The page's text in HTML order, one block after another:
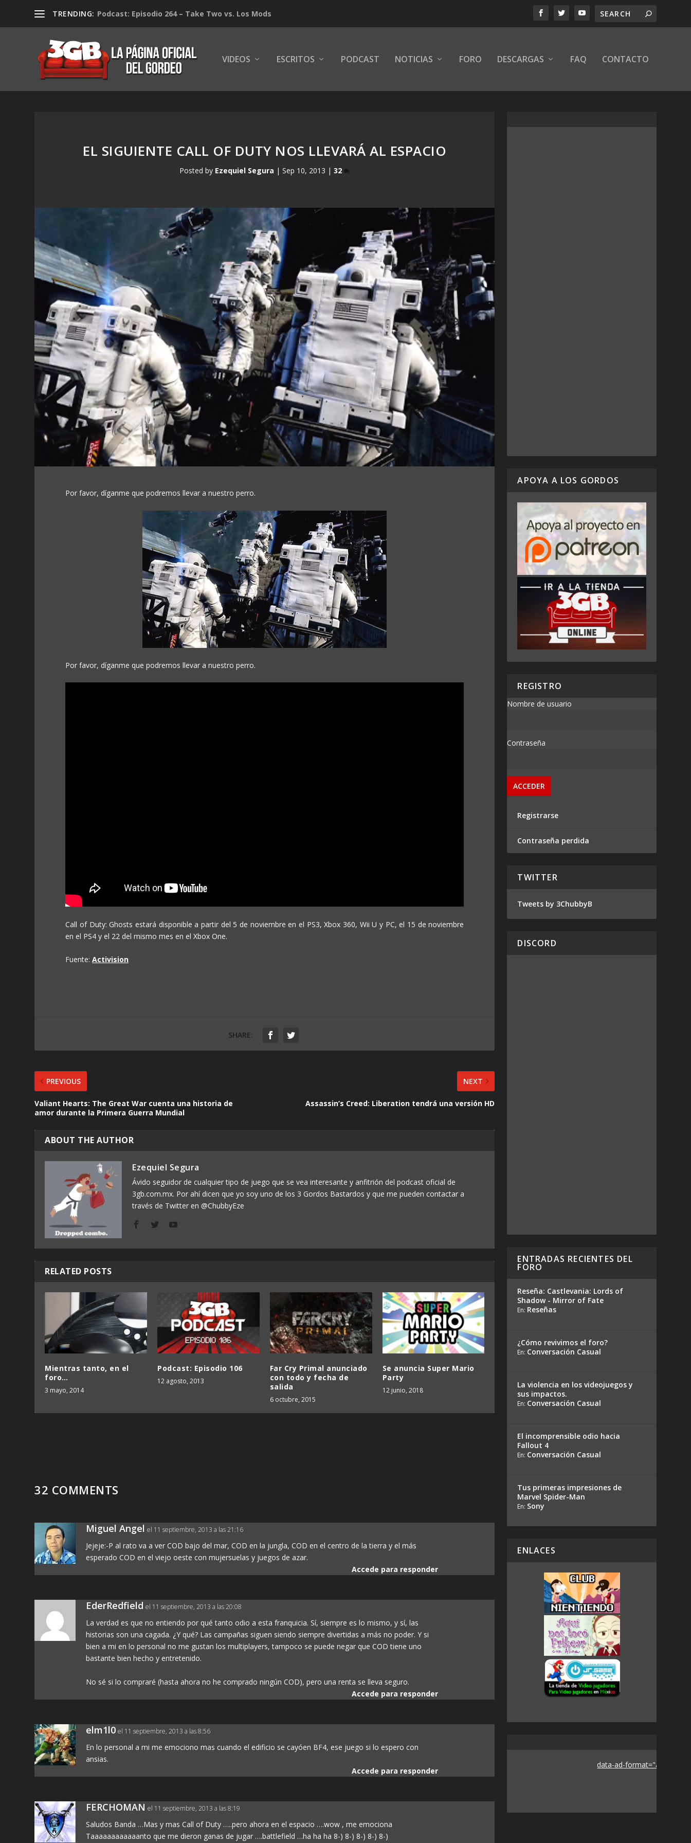
TRENDING: Podcast: Episodio 264 – Take Two vs. Los Mods
VIDEOS ESCRITOS PODCAST NOTICIAS FORO DESCARGAS FAQ CONTACTO
EL SIGUIENTE CALL OF DUTY NOS LLEVARÁ AL ESPACIO
Posted by Ezequiel Segura | Sep 10, 2013 | 32
Por favor, díganme que podremos llevar a nuestro perro.
Por favor, díganme que podremos llevar a nuestro perro.
Call of Duty: Ghosts estará disponible a partir del 5 de noviembre en el PS3, Xbox 360, Wii U y PC, el 15 de noviembre
en el PS4 y el 22 del mismo mes en el Xbox One.
Fuente:Activision
SHARE:
PREVIOUS
Valiant Hearts: The Great War cuenta una historia de
amor durante la Primera Guerra Mundial
NEXT
Assassin’s Creed: Liberation tendrá una versión HD
ABOUT THE AUTHOR
Ezequiel Segura
Ávido seguidor de cualquier tipo de juego que se vea interesante y anfitrión del podcast oficial de
3gb.com.mx. Por ahí dicen que yo soy uno de los 3 Gordos Bastardos y que me pueden contactar a
través de Twitter en @ChubbyEze
RELATED POSTS
Mientras tanto, en el
foro…
3 mayo, 2014
Podcast: Episodio 106
12 agosto, 2013
Far Cry Primal anunciado
con todo y fecha de
salida
6 octubre, 2015
Se anuncia Super Mario
Party
12 junio, 2018
32 COMMENTS
Miguel Angel el 11 septiembre, 2013 a las 21:16
Jejeje:-P al rato va a ver COD bajo del mar, COD en la jungla, COD en el centro de la tierra y el más
esperado COD en el viejo oeste con mujersuelas y juegos de azar.
Accede para responder
EderRedfield el 11 septiembre, 2013 a las 20:08
La verdad es que no entiendo por qué tanto odio a esta franquicia. Sí, siempre es lo mismo, y sí, las
historias son una cagada. ¿Y qué? Las campañas siguen siendo siempre divertidas a más no poder. Y si
bien a mi en lo personal no me gustan los multiplayers, tampoco se puede negar que COD tiene uno
bastante bien hecho y entretenido.
No sé si lo compraré (hasta ahora no he comprado ningún COD), pero una renta se lleva seguro.
Accede para responder
elm1l0 el 11 septiembre, 2013 a las 8:56
En lo personal a mi me emociono mas cuando el edificio se cayóen BF4, ese juego si lo espero con
ansias.
Accede para responder
FERCHOMAN el 11 septiembre, 2013 a las 8:19
Saludos Banda …Mas y mas Call of Duty …..pero ahora en el espacio ….wow , me emociona
Taaaaaaaaaaaanto que me dieron ganas de jugar ….battlefield …ha ha ha 8-) 8-) 8-) 8-) 8-)
APOYA A LOS GORDOS
REGISTRO
Nombre de usuario
Contraseña
Registrarse
Contraseña perdida
TWITTER
Tweets by 3ChubbyB
DISCORD
ENTRADAS RECIENTES DEL
FORO
Reseña: Castlevania: Lords of
Shadow - Mirror of Fate
En: Reseñas
¿Cómo revivimos el foro?
En: Conversación Casual
La violencia en los videojuegos y
sus impactos.
En: Conversación Casual
El incomprensible odio hacia
Fallout 4
En: Conversación Casual
Tus primeras impresiones de
Marvel Spider-Man
En: Sony
ENLACES
data-ad-format="auto">